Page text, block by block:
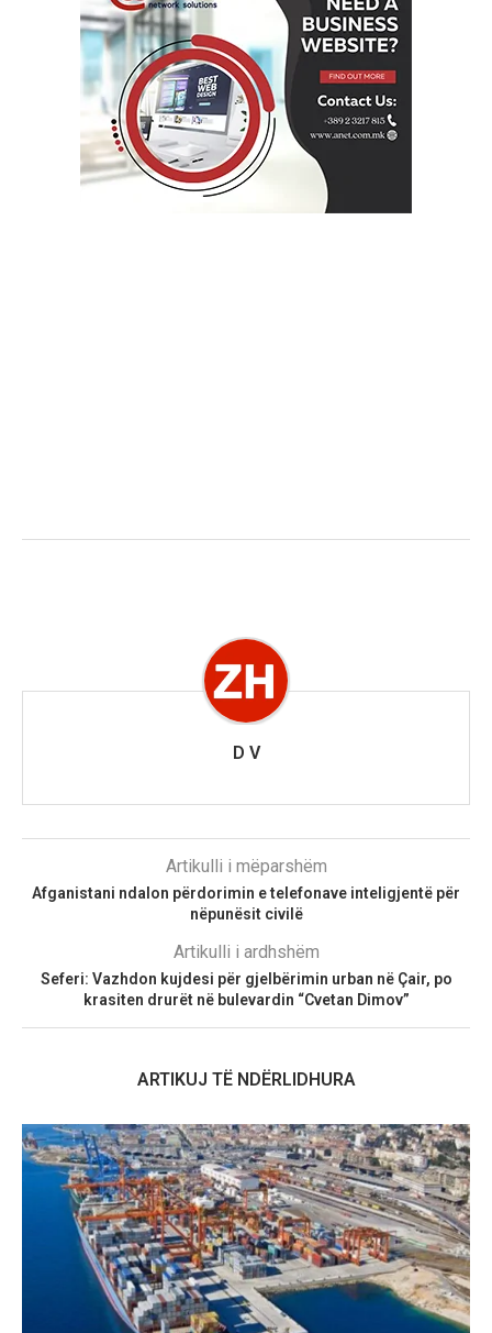
D V
Artikulli i mëparshëm
Afganistani ndalon përdorimin e telefonave inteligjentë për
nëpunësit civilë
Artikulli i ardhshëm
Seferi: Vazhdon kujdesi për gjelbërimin urban në Çair, po
krasiten drurët në bulevardin “Cvetan Dimov”
ARTIKUJ TË NDËRLIDHURA